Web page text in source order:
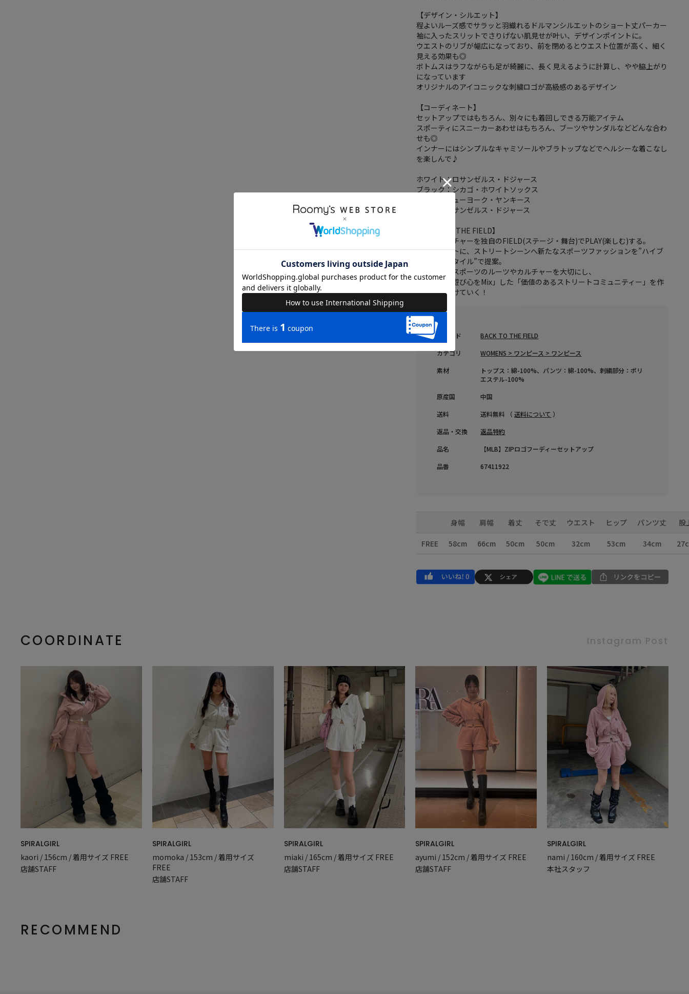
【デザイン・シルエット】
程よいルーズ感でサラッと羽織れるドルマンシルエットのショート丈パーカー
袖に入ったスリットでさりげない肌見せが叶い、デザインポイントに。
ウエストのリブが幅広になっており、前を閉めるとウエスト位置が高く、細く
見える効果も◎
ボトムスはラフながらも足が綺麗に、長く見えるように計算し、やや脇上がり
になっています
オリジナルのアイコニックな刺繍ロゴが高級感のあるデザイン
【コーディネート】
セットアップではもちろん、別々にも着回しできる万能アイテム
スポーティにスニーカーあわせはもちろん、ブーツやサンダルなどどんな合わ
せも◎
インナーにはシンプルなキャミソールやブラトップなどでヘルシーな着こなし
を楽しんで♪
ホワイト：ロサンゼルス・ドジャース
ブラック：シカゴ・ホワイトソックス
グレー：ニューヨーク・ヤンキース
ブルー：ロサンゼルス・ドジャース
【BACK TO THE FIELD】
様々なカルチャーを独自のFIELD(ステージ・舞台)でPLAY(楽しむ)する。
をコンセプトに、ストリートシーンへ新たなスポーツファッションを”ハイブ
リッドなスタイル”で提案。
それぞれのスポーツのルーツやカルチャーを大切にし、
「独自性と遊び心をMix」した「価値のあるストリートコミュニティー」を作
り発信し続けていく！
ブランド
BACK TO THE FIELD
カテゴリ
WOMENS > ワンピース > ワンピース
素材
トップス：綿-100%、パンツ：綿-100%、刺繍部分：ポリ
エステル-100%
原産国
中国
送料
送料無料 （送料について ）
返品・交換
返品特約
品名
【MLB】ZIPロゴフーディーセットアップ
品番
67411922
身幅 肩幅 着丈 そで丈 ウエスト ヒップ パンツ丈 股
FREE 58cm 66cm 50cm 50cm 32cm 53cm 34cm
COORDINATE Instagram Post
SPIRALGIRL
kaori / 156cm / 着用サイズ FREE
店舗STAFF
SPIRALGIRL
momoka / 153cm / 着用サイズ
FREE
店舗STAFF
SPIRALGIRL
miaki / 165cm / 着用サイズ FREE
店舗STAFF
SPIRALGIRL
ayumi / 152cm / 着用サイズ FREE
店舗STAFF
SPIRALGIRL
nami / 160cm / 着用サイズ FREE
本社スタッフ
RECOMMEND